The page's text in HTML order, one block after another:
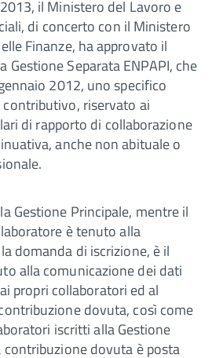
il Ministero del Lavoro e
di concerto con il Ministero
Finanze, ha approvato il
Gestione Separata ENPAPI, che
2012, uno specifico
riservato ai
di rapporto di collaborazione
anche non abituale o
Gestione Principale, mentre il
è tenuto alla
domanda di iscrizione, è il
alla comunicazione dei dati
propri collaboratori ed al
dovuta, così come
iscritti alla Gestione
contribuzione dovuta è posta